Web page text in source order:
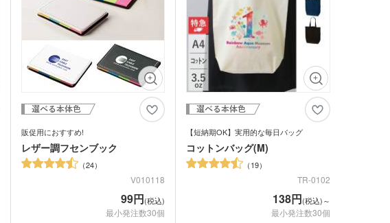
販促用におすすめ!
レザー調フセンブック
24
V010118
99円(税込)
最小発注数30個
【短納期OK】実用的な毎日バッグ
コットンバッグ(M)
19
TR-0102
138円(税込)～
最小発注数30個
バスグッズ
消臭・芳香剤・アロマ
名入れマスク(オリジナル印
刷)
日傘(UV対策)
マスクケース
ランタン
スポーツ
クールタオル